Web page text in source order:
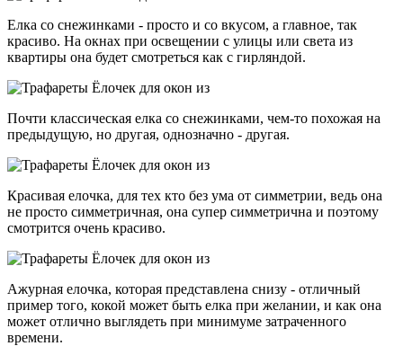
Елка со снежинками - просто и со вкусом, а главное, так
красиво. На окнах при освещении с улицы или света из
квартиры она будет смотреться как с гирляндой.
Почти классическая елка со снежинками, чем-то похожая на
предыдущую, но другая, однозначно - другая.
Красивая елочка, для тех кто без ума от симметрии, ведь она
не просто симметричная, она супер симметрична и поэтому
смотрится очень красиво.
Ажурная елочка, которая представлена снизу - отличный
пример того, кокой может быть елка при желании, и как она
может отлично выглядеть при минимуме затраченного
времени.